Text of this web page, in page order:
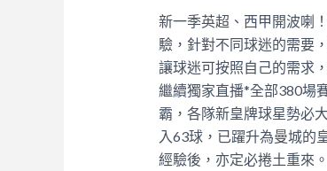
新一季英超、西甲開波喇
驗，針對不同球迷的需要
讓球迷可按照自己的需求
繼續獨家直播*全部380場
霸，各隊新皇牌球星勢必
入63球，已躍升為曼城的
經驗後，亦定必捲土重來。